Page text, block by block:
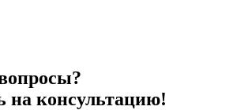
на консультацию!